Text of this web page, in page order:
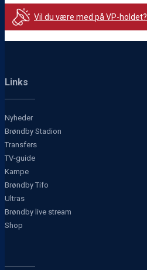
Vil du være med på VP-holdet?
Links
Nyheder
Brøndby Stadion
Transfers
TV-guide
Kampe
Brøndby Tifo
Ultras
Brøndby live stream
Shop